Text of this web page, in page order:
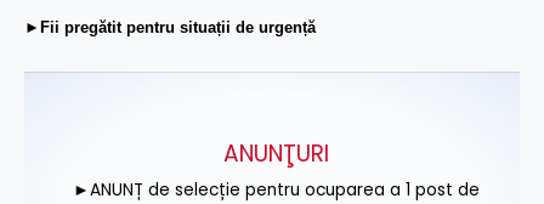
►Fii pregătit pentru situații de urgență
ANUNŢURI
►ANUNȚ de selecție pentru ocuparea a 1 post de